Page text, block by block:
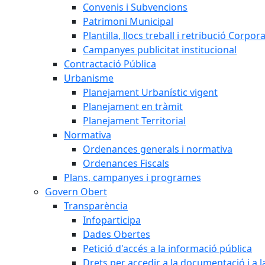
Convenis i Subvencions
Patrimoni Municipal
Plantilla, llocs treball i retribució
Campanyes publicitat institucional
Contractació Pública
Urbanisme
Planejament Urbanístic vigent
Planejament en tràmit
Planejament Territorial
Normativa
Ordenances generals i normativa
Ordenances Fiscals
Plans, campanyes i programes
Govern Obert
Transparència
Infoparticipa
Dades Obertes
Petició d'accés a la informació pública